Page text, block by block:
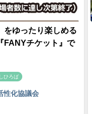
をゆったり楽しめる
FANYチケット』で
ひろば
性化協議会